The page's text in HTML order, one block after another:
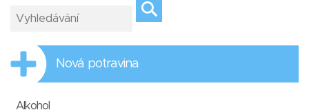
Nová potravina
Alkohol